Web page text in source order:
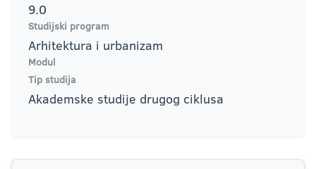
9.0
Studijski program
Arhitektura i urbanizam
Modul
Tip studija
Akademske studije drugog ciklusa